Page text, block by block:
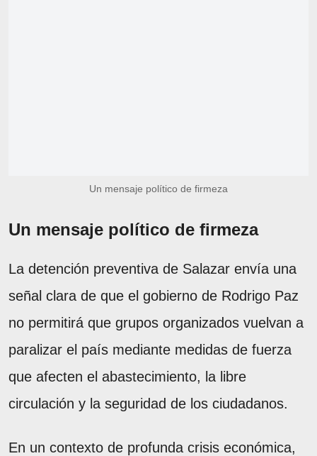
Un mensaje político de firmeza
Un mensaje político de firmeza
La detención preventiva de Salazar envía una
señal clara de que el gobierno de Rodrigo Paz
no permitirá que grupos organizados vuelvan a
paralizar el país mediante medidas de fuerza
que afecten el abastecimiento, la libre
circulación y la seguridad de los ciudadanos.
En un contexto de profunda crisis económica,